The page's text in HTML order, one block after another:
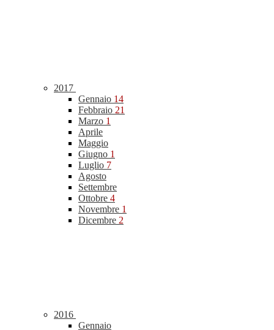
2017
Gennaio 14
Febbraio 21
Marzo 1
Aprile
Maggio
Giugno 1
Luglio 7
Agosto
Settembre
Ottobre 4
Novembre 1
Dicembre 2
2016
Gennaio